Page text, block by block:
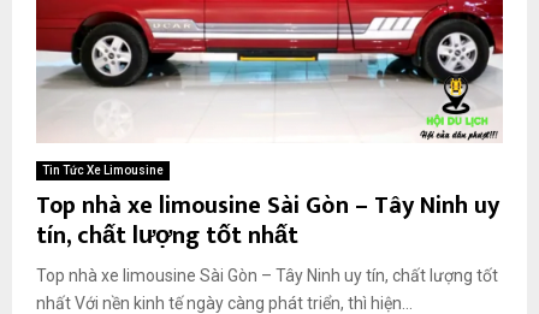
Tin Tức Xe Limousine
Top nhà xe limousine Sài Gòn – Tây Ninh uy
tín, chất lượng tốt nhất
Top nhà xe limousine Sài Gòn – Tây Ninh uy tín, chất lượng tốt
nhất Với nền kinh tế ngày càng phát triển, thì hiện...